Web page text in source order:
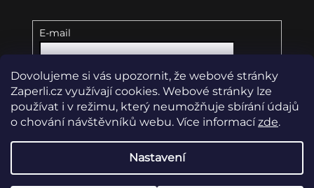
Dovolujeme si vás upozornit, že webové stránky
Zaperli.cz využívají cookies. Webové stránky lze
používat i v režimu, který neumožňuje sbírání údajů
o chování návštěvníků webu. Více informacízde.
Nastavení
E-mail
Vložením e-mailu souhlasíte s podmínkami
ochrany osobních údajů
Přihlásit se
Copyright 2026Zaperli.cz. Všechna práva vyhrazena.